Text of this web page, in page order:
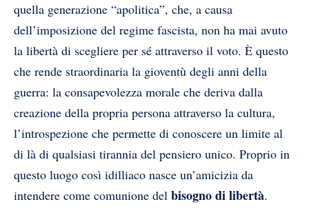
quella generazione “apolitica”, che, a causa
dell’imposizione del regime fascista, non ha mai avuto
la libertà di scegliere per sé attraverso il voto. È questo
che rende straordinaria la gioventù degli anni della
guerra: la consapevolezza morale che deriva dalla
creazione della propria persona attraverso la cultura,
l’introspezione che permette di conoscere un limite al
di là di qualsiasi tirannia del pensiero unico. Proprio in
questo luogo così idilliaco nasce un’amicizia da
intendere come comunione del bisogno di libertà.